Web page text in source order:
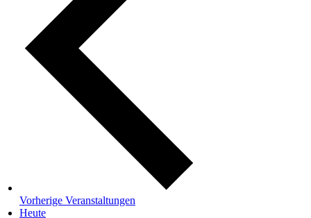
Vorherige Veranstaltungen
Heute